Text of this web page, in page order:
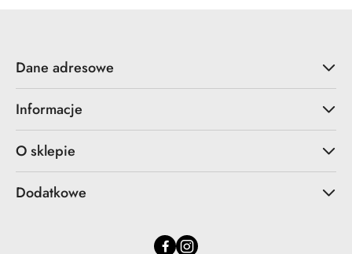
Dane adresowe
Informacje
O sklepie
Dodatkowe